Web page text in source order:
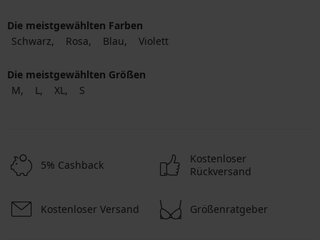
Die meistgewählten Farben
Schwarz
Rosa Blau Violett
Die meistgewählten Größen
M
L XL S
5% Cashback
Kostenloser
Rückversand
Kostenloser Versand Größenratgeber